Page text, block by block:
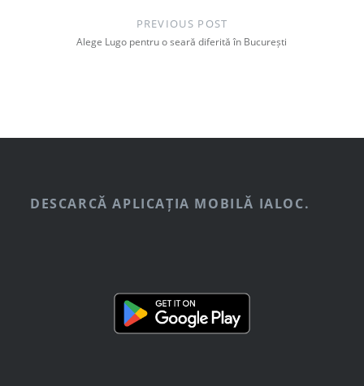
PREVIOUS POST
Alege Lugo pentru o seară diferită în București
DESCARCĂ APLICAȚIA MOBILĂ IALOC.